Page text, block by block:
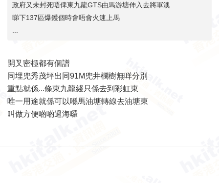
政府又未封死唔俾東九龍GTS由馬游塘伸入去將軍澳
睇下137區爆鑊個時會唔會火速上馬
開叉密極都有個譜
同埋兜秀茂坪出同91M兜井欄樹無咩分別
重點就係...條東九龍綫只係去到彩虹東
唯一用途就係可以喺馬油塘轉線去油塘東
叫做方便啲啲過海囉